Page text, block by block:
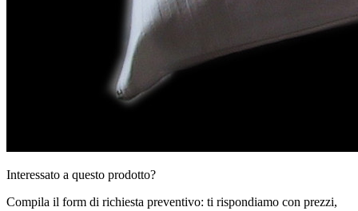
Interessato a questo prodotto?
Compila il form di richiesta preventivo: ti rispondiamo con prezzi,